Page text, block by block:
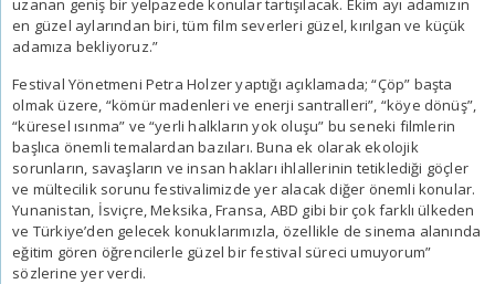
uzanan geniş bir yelpazede konular tartışılacak. Ekim ayı adamızın
en güzel aylarından biri, tüm film severleri güzel, kırılgan ve küçük
adamıza bekliyoruz.”
Festival Yönetmeni Petra Holzer yaptığı açıklamada; “Çöp” başta
olmak üzere, “kömür madenleri ve enerji santralleri”, “köye dönüş”,
“küresel ısınma” ve “yerli halkların yok oluşu” bu seneki filmlerin
başlıca önemli temalardan bazıları. Buna ek olarak ekolojik
sorunların, savaşların ve insan hakları ihlallerinin tetiklediği göçler
ve mültecilik sorunu festivalimizde yer alacak diğer önemli konular.
Yunanistan, İsviçre, Meksika, Fransa, ABD gibi bir çok farklı ülkeden
ve Türkiye’den gelecek konuklarımızla, özellikle de sinema alanında
eğitim gören öğrencilerle güzel bir festival süreci umuyorum”
sözlerine yer verdi.